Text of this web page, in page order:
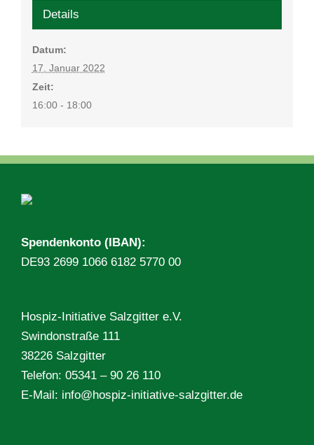
Details
Datum:
17. Januar 2022
Zeit:
16:00 - 18:00
Spendenkonto (IBAN):
DE93 2699 1066 6182 5770 00
Hospiz-Initiative Salzgitter e.V.
Swindonstraße 111
38226 Salzgitter
Telefon: 05341 – 90 26 110
E-Mail: info@hospiz-initiative-salzgitter.de